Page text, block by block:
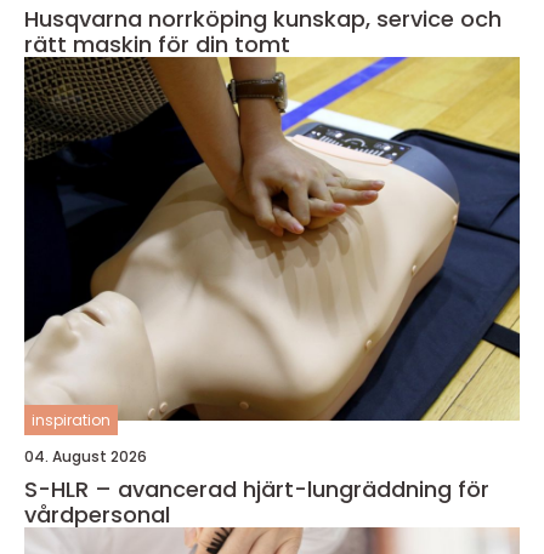
Husqvarna norrköping kunskap, service och
rätt maskin för din tomt
inspiration
04. August 2026
S-HLR – avancerad hjärt-lungräddning för
vårdpersonal